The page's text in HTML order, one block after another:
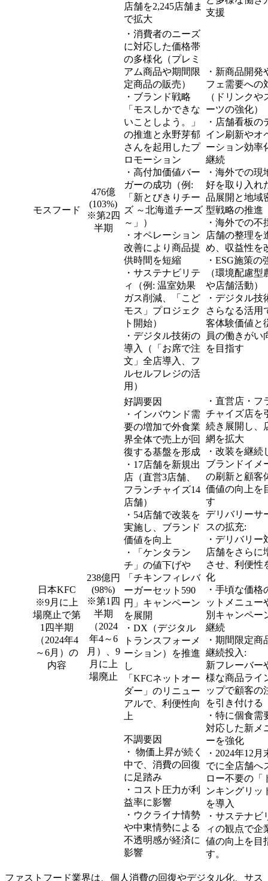
店舗を2,245店舗ま
で拡大
支援
モスフード
476億
(103%)
※第2四
半期
・消費者のニーズ
に対応した価格帯
の多様化（プレミ
アム商品や期間限
定商品の販売）
・ブランド戦略
「モスしかできな
いことしよう。」
の推進と永野芽郁
さんを起用したプ
ロモーション
・高付加価値バー
ガーの成功（例:
「新とびきりチー
ズ ～北海道チーズ
～」）
・オペレーション
改善により商品提
供時間を短縮
・サステナビリテ
ィ（例: 温室効果
ガス削減、「こど
モス」プロジェク
ト開始）
・デジタル技術の
導入（「お席で注
文」全店導入、フ
ルセルフレジの活
用）
・新商品開発
フェ需要への
（ドリンクや
ーツの強化）
・店舗看板の
イン刷新やオ
ーション効率
継続
・海外での現
好を取り入れ
品展開と地域
型戦略の推進
・海外での不
店舗の整理を
め、収益性を
・ESG施策の
（環境配慮型
や店舗活動）
・デジタル技
さらなる活用
客体験価値と
員の働きがい
を目指す
日本KFC
※9月に上
場廃止で第
1四半期
（2024年4
～6月）の
内容
238億円
(98%)
※第1四
半期
（2024
年4～6
月）、9
月に上
場廃止
好調要因
・インバウンド需
要の増加で外食業
界全体で売上が回
復する基盤を形成
・17店舗を新規出
店（直営3店舗、
フランチャイズ14
店舗）
・54店舗で改装を
実施し、ブランド
価値を向上
・「ケンタラン
チ」の値下げや
「チキンフィレバ
ーガーセット590
円」キャンペーン
を展開
・DX（デジタル
トランスフォーメ
ーション）を推進
し
「KFCネットオー
ダー」のリニュー
アルで、利便性向
上
不調要因
・ 物価上昇が続く
中で、消費の回復
に足踏み
・コスト圧力が利
益率に影響
・ウクライナ情勢
や中東情勢による
不透明感が経済に
影響
・直営店・フ
チャイズ店を
続き展開し、
網を拡大
・改装を継続
ブランドイメ
の刷新と顧客
価値の向上を
す
デリバリーサ
スの拡充:
・デリバリー
店舗をさらに
させ、利便性
化
・手頃な価格
ットメニュー
別キャンペー
継続
・期間限定商
継続投入:
新フレーバー
様な商品ライ
ップで顧客の
を引き付ける
・特に個食需
対応した新メ
ーを強化
・2024年12月
でに全店舗へ
ロー不要の「
ンキングリッ
を導入
・サステナビ
ィの観点で企
値の向上を目
す。
ファストフード業界は、個人消費の回復やデジタル化、サス